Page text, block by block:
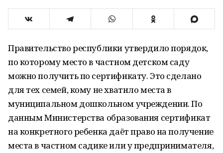
Правительство республики утвердило порядок,
по которому место в частном детском саду
можно получить по сертификату. Это сделано
для тех семей, кому не хватило места в
муниципальном дошкольном учреждении. По
данным Министерства образования сертификат
на конкретного ребенка даёт право на получение
места в частном садике или у предпринимателя,